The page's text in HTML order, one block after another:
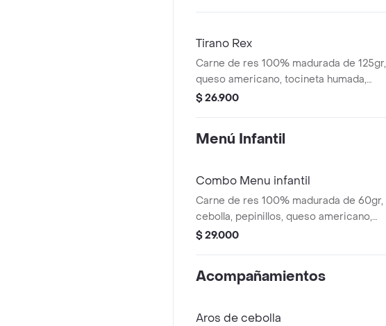
Tirano Rex
Carne de res 100% madurada de 125gr,
queso americano, tocineta humada,
cebolla, tomate, lechuga, pepinillos, salsa
$ 26.900
Menú Infantil
Combo Menu infantil
Carne de res 100% madurada de 60gr,
cebolla, pepinillos, queso americano,
salsa de ajo y pan brioche sellado. Papas
$ 29.000
Acompañamientos
Aros de cebolla